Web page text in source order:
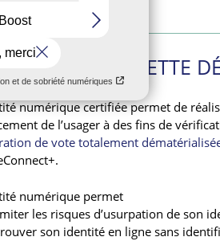
FAIRE CETTE
numérique certifiée permet de
de l’usager à des fins de
de vote totalement
numérique permet
les risques d’usurpation de son
son identité en ligne sans